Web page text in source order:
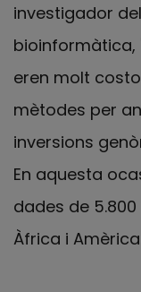
investigador del
bioinformàtica,
eren molt
mètodes per
inversions
En aquesta
dades de
Àfrica i